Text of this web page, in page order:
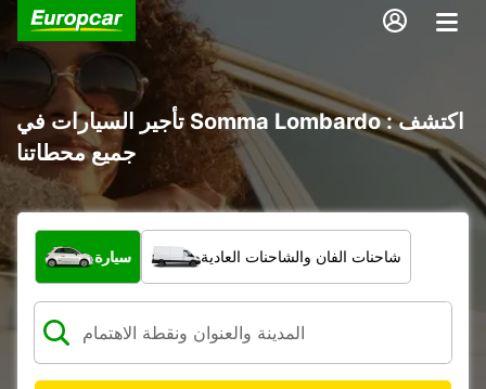
تأجير السيارات في Somma Lombardo : اكتشف
جميع محطاتنا
ما نوع المركبة؟
سيارة شاحنات الفان والشاحنات العادية